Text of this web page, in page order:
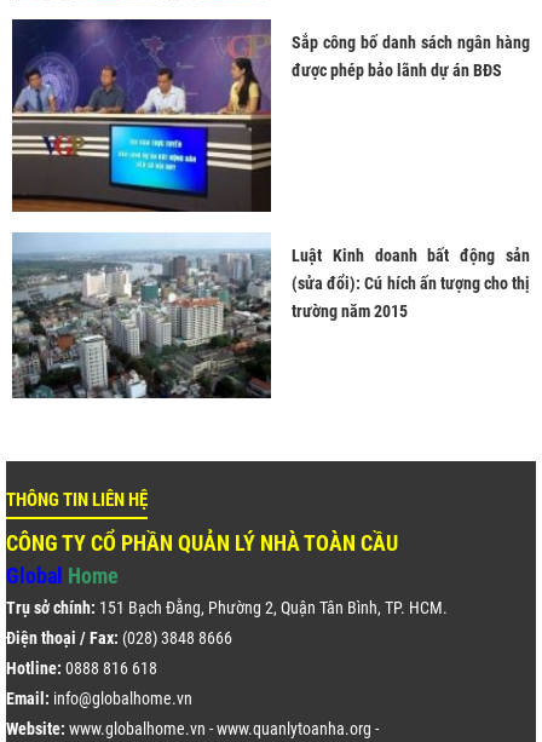
Sắp công bố danh sách ngân hàng
được phép bảo lãnh dự án BĐS
Luật Kinh doanh bất động sản
(sửa đổi): Cú hích ấn tượng cho thị
trường năm 2015
THÔNG TIN LIÊN HỆ
CÔNG TY CỔ PHẦN QUẢN LÝ NHÀ TOÀN CẦU
Global Home
Trụ sở chính: 151 Bạch Đằng, Phường 2, Quận Tân Bình, TP. HCM.
Điện thoại / Fax: (028) 3848 8666
Hotline: 0888 816 618
Email: info@globalhome.vn
Website: www.globalhome.vn -www.quanlytoanha.org -